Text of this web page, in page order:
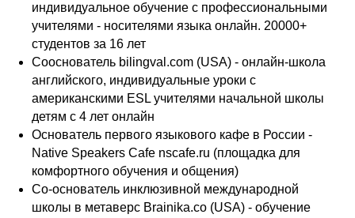
индивидуальное обучение с профессиональными
учителями - носителями языка онлайн. 20000+
студентов за 16 лет
Сооснователь bilingval.com (USA) - онлайн-школа
английского, индивидуальные уроки с
американскими ESL учителями начальной школы
детям c 4 лет онлайн
Основатель первого языкового кафе в России -
Native Speakers Cafe nscafe.ru (площадка для
комфортного обучения и общения)
Со-основатель инклюзивной международной
школы в метаверс Brainika.co (USA) - обучение